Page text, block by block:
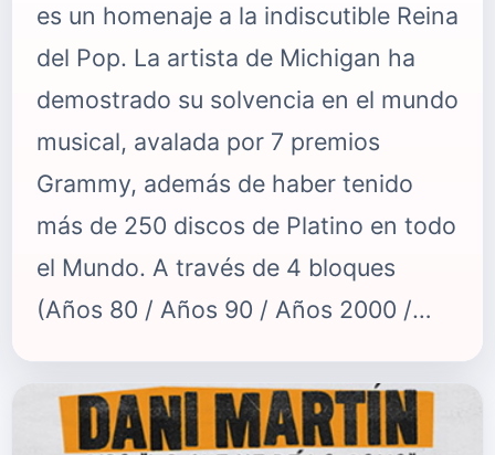
es un homenaje a la indiscutible Reina
del Pop. La artista de Michigan ha
demostrado su solvencia en el mundo
musical, avalada por 7 premios
Grammy, además de haber tenido
más de 250 discos de Platino en todo
el Mundo. A través de 4 bloques
(Años 80 / Años 90 / Años 2000 /
repaso de la carrera de la artista más
exitosa de los últimos tiempos. Un